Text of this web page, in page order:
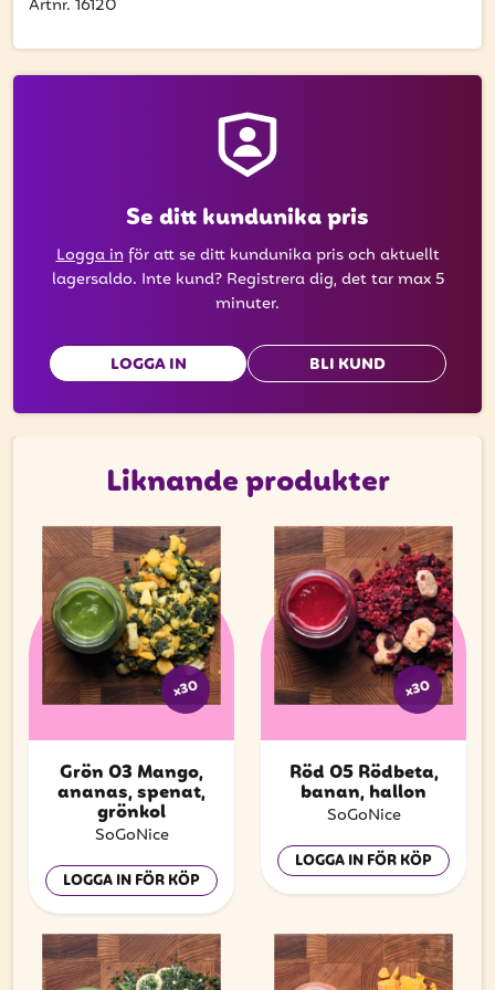
Artnr. 16120
Se ditt kundunika pris
Logga inför att se ditt kundunika pris och aktuellt
lagersaldo. Inte kund? Registrera dig, det tar max 5
minuter.
LOGGA IN BLI KUND
Liknande produkter
x30
Grön 03 Mango,
ananas, spenat,
grönkol
SoGoNice
LOGGA IN FÖR KÖP
x30
Röd 05 Rödbeta,
banan, hallon
SoGoNice
LOGGA IN FÖR KÖP